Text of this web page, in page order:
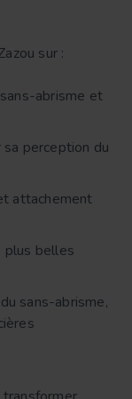
sur :
abrisme et
sa perception du
attachement
plus belles
sans-abrisme,